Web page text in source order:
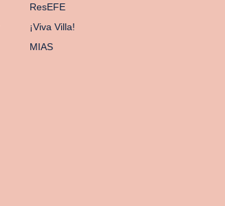
ResEFE
¡Viva Villa!
MIAS